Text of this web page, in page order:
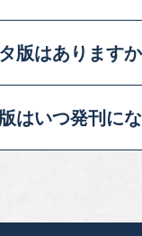
版はありますか
はいつ発刊に